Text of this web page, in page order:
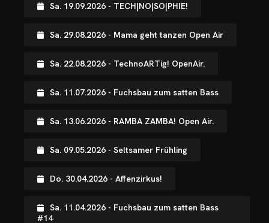
SHOP
Sa. 19.09.2026 - TECH|NO|SO|PHIE!
Sa. 29.08.2026 - Mama geht tanzen Open Air
Sa. 22.08.2026 - TechnoARTig! OpenAir.
Sa. 11.07.2026 - Fuchsbau zum satten Bass
Sa. 13.06.2026 - RAMBA ZAMBA! Open Air.
Sa. 09.05.2026 - Seltsamer Frühling
Do. 30.04.2026 - Affenzirkus!
Sa. 11.04.2026 - Fuchsbau zum satten Bass
#14